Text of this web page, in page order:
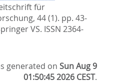
für
44 (1). pp. 43-
VS. ISSN 2364-
generated onSun Aug 9
01:50:45 2026 CEST.